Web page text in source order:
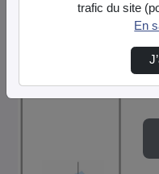
Description de la chaîne
trafic du site
En